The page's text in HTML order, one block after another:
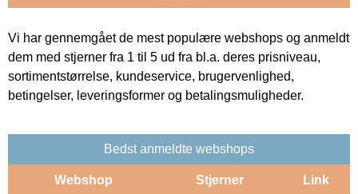
Vi har gennemgået de mest populære webshops og anmeldt
dem med stjerner fra 1 til 5 ud fra bl.a. deres prisniveau,
sortimentstørrelse, kundeservice, brugervenlighed,
betingelser, leveringsformer og betalingsmuligheder.
Bedst anmeldte webshops
Webshop Stjerner Link